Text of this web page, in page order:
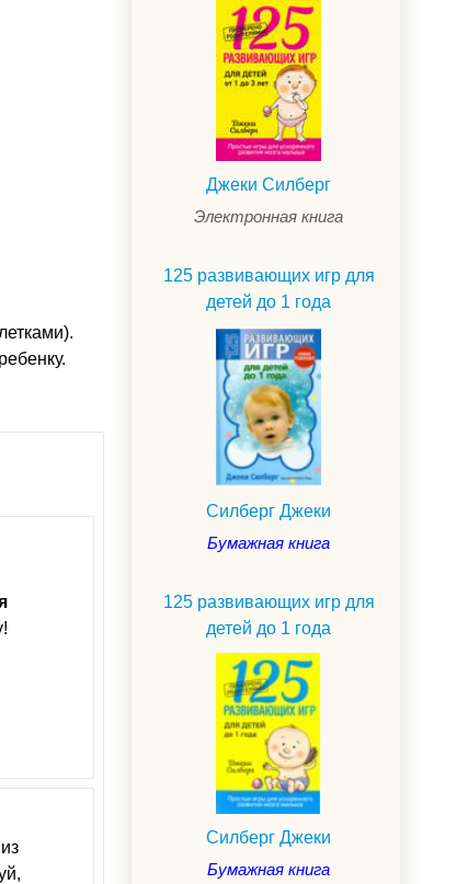
Джеки Силберг
Электронная книга
125 развивающих игр для
детей до 1 года
Силберг Джеки
Бумажная книга
125 развивающих игр для
детей до 1 года
Силберг Джеки
Бумажная книга